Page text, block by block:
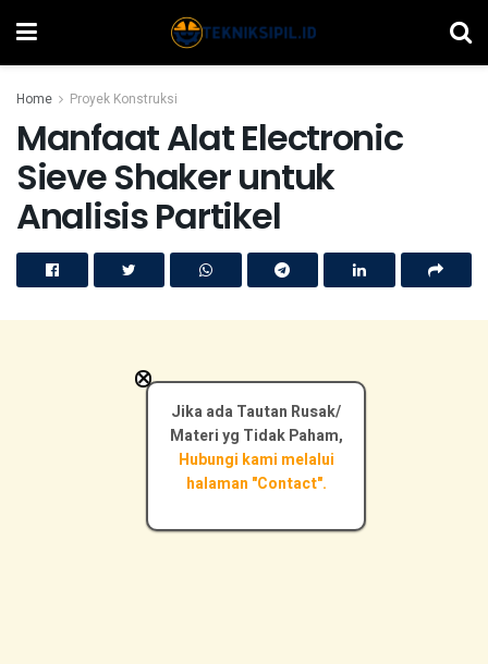
Home Proyek Konstruksi
Manfaat Alat Electronic
Sieve Shaker untuk
Analisis Partikel
Jika ada Tautan Rusak/
Materi yg Tidak Paham,
Hubungi kami melalui
halaman "Contact".
×